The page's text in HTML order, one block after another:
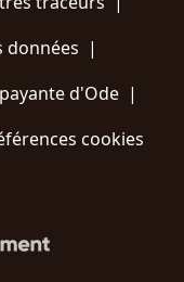
données |
d'Ode |
cookies